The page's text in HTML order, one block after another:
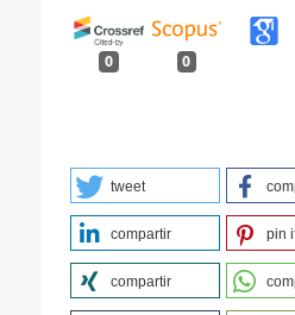
0 0
tweet
compartir pin
compartir